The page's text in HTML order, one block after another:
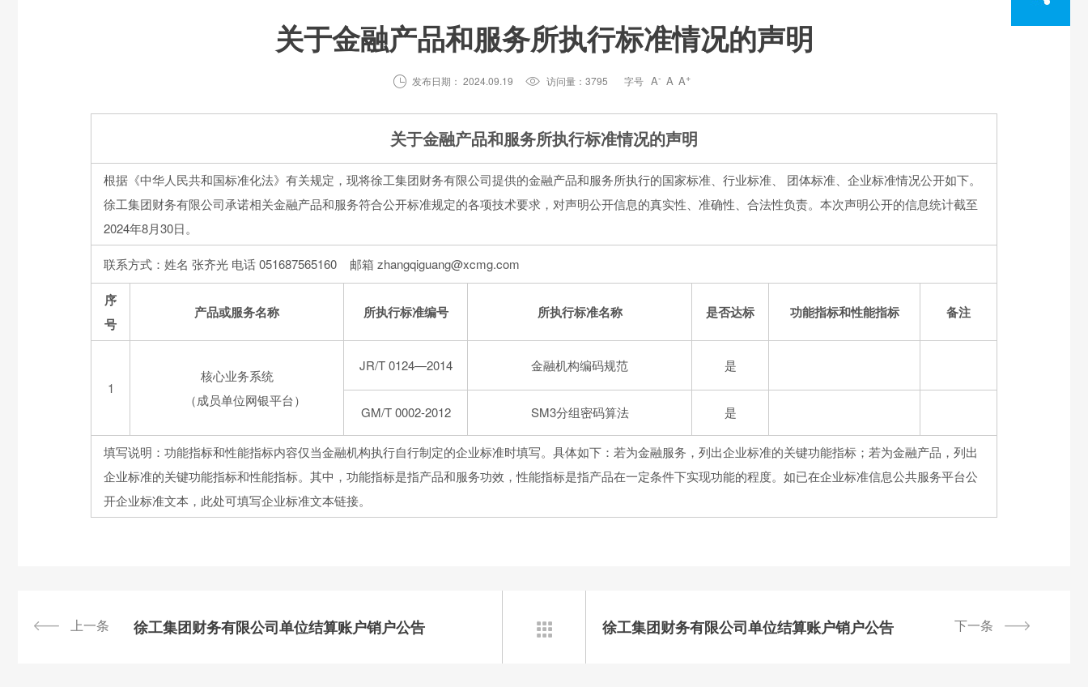
关于金融产品和服务所执行标准情况的声明
 发布日期： 2024.09.19  访问量：3795 字号 A- A A+
关于金融产品和服务所执行标准情况的声明
根据《中华人民共和国标准化法》有关规定，现将徐工集团财务有限公司提供的金融产品和服务所执行的国家标准、行业标准、 团体标准、企业标准情况公开如下。
徐工集团财务有限公司承诺相关金融产品和服务符合公开标准规定的各项技术要求，对声明公开信息的真实性、准确性、合法性负责。本次声明公开的信息统计截至
2024年8月30日。
联系方式：姓名 张齐光 电话 051687565160 邮箱 zhangqiguang@xcmg.com
序
号
产品或服务名称 所执行标准编号 所执行标准名称 是否达标 功能指标和性能指标 备注
1
核心业务系统
（成员单位网银平台）
JR/T 0124—2014 金融机构编码规范 是
GM/T 0002-2012 SM3分组密码算法 是
填写说明：功能指标和性能指标内容仅当金融机构执行自行制定的企业标准时填写。具体如下：若为金融服务，列出企业标准的关键功能指标；若为金融产品，列出
企业标准的关键功能指标和性能指标。其中，功能指标是指产品和服务功效，性能指标是指产品在一定条件下实现功能的程度。如已在企业标准信息公共服务平台公
开企业标准文本，此处可填写企业标准文本链接。
上一条 徐工集团财务有限公司单位结算账户销户公告 下一条
徐工集团财务有限公司单位结算账户销户公告
